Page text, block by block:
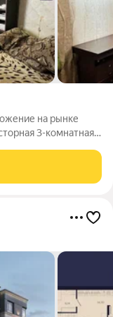
на рынке
3-комнатная
м.